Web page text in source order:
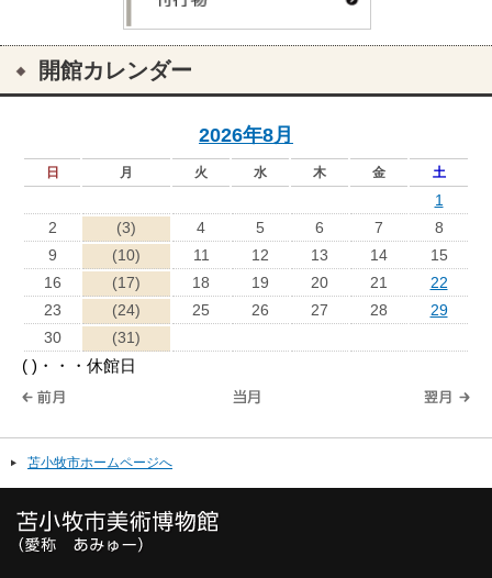
開館カレンダー
2026年8月
日 月 火 水 木 金 土
1
2
(3) 4 5 6 7
8
9
(10) 11 12 13 14
15
16
(17) 18 19 20 21
22
23
(24) 25 26 27 28
29
30
(31)
( )・・・休館日
苫小牧市ホームページへ